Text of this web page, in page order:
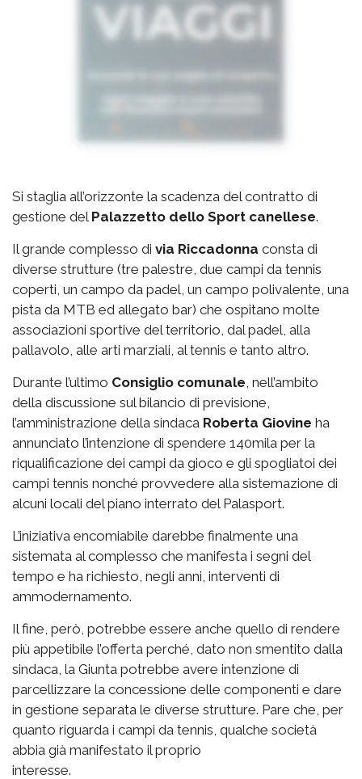
Si staglia all’orizzonte la scadenza del contratto di
gestione del Palazzetto dello Sport canellese.
Il grande complesso di via Riccadonna consta di
diverse strutture (tre palestre, due campi da tennis
coperti, un campo da padel, un campo polivalente, una
pista da MTB ed allegato bar) che ospitano molte
associazioni sportive del territorio, dal padel, alla
pallavolo, alle arti marziali, al tennis e tanto altro.
Durante l’ultimo Consiglio comunale , nell’ambito
della discussione sul bilancio di previsione,
l’amministrazione della sindaca Roberta Giovine ha
annunciato l’intenzione di spendere 140mila per la
riqualificazione dei campi da gioco e gli spogliatoi dei
campi tennis nonché provvedere alla sistemazione di
alcuni locali del piano interrato del Palasport.
L’iniziativa encomiabile darebbe finalmente una
sistemata al complesso che manifesta i segni del
tempo e ha richiesto, negli anni, interventi di
ammodernamento.
Il fine, però, potrebbe essere anche quello di rendere
più appetibile l’offerta perché, dato non smentito dalla
sindaca, la Giunta potrebbe avere intenzione di
parcellizzare la concessione delle componenti e dare
in gestione separata le diverse strutture. Pare che, per
quanto riguarda i campi da tennis, qualche società
abbia già manifestato il proprio
interesse.